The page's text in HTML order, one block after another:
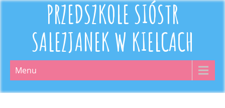
PRZEDSZKOLE SIÓSTR
SALEZJANEK W KIELCACH
Menu